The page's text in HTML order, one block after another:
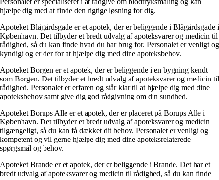
hjælpe dig med at finde den rigtige løsning for dig.
Apoteket Blågårdsgade er et apotek, der er beliggende i Blågårdsgade i
København. Det tilbyder et bredt udvalg af apoteksvarer og medicin til
rådighed, så du kan finde hvad du har brug for. Personalet er venligt og
kyndigt og er der for at hjælpe dig med dine apoteksbehov.
Apoteket Borgen er et apotek, der er beliggende i en bygning kendt
som Borgen. Det tilbyder et bredt udvalg af apoteksvarer og medicin til
rådighed. Personalet er erfaren og står klar til at hjælpe dig med dine
apoteksbehov samt give dig god rådgivning om din sundhed.
Apoteket Borups Alle er et apotek, der er placeret på Borups Alle i
København. Det tilbyder et bredt udvalg af apoteksvarer og medicin
tilgængeligt, så du kan få dækket dit behov. Personalet er venligt og
kompetent og vil gerne hjælpe dig med dine apoteksrelaterede
spørgsmål og behov.
Apoteket Brande er et apotek, der er beliggende i Brande. Det har et
bredt udvalg af apoteksvarer og medicin til rådighed, så du kan finde